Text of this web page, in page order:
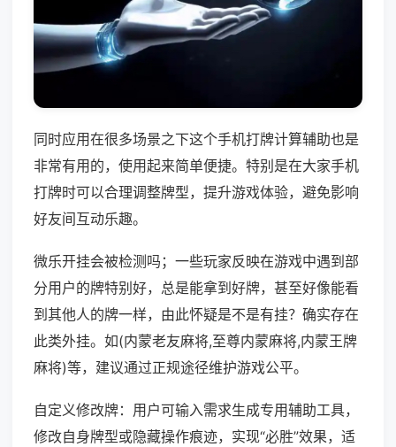
同时应用在很多场景之下这个手机打牌计算辅助也是
非常有用的，使用起来简单便捷。特别是在大家手机
打牌时可以合理调整牌型，提升游戏体验，避免影响
好友间互动乐趣。
微乐开挂会被检测吗；一些玩家反映在游戏中遇到部
分用户的牌特别好，总是能拿到好牌，甚至好像能看
到其他人的牌一样，由此怀疑是不是有挂？确实存在
此类外挂。如(内蒙老友麻将,至尊内蒙麻将,内蒙王牌
麻将)等，建议通过正规途径维护游戏公平。
自定义修改牌：用户可输入需求生成专用辅助工具，
修改自身牌型或隐藏操作痕迹，实现“必胜”效果，适